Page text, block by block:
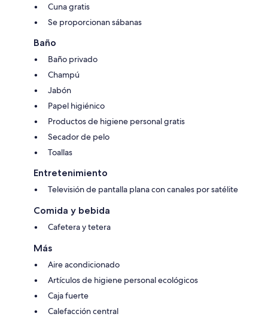
Cuna gratis
Se proporcionan sábanas
Baño
Baño privado
Champú
Jabón
Papel higiénico
Productos de higiene personal gratis
Secador de pelo
Toallas
Entretenimiento
Televisión de pantalla plana con canales por satélite
Comida y bebida
Cafetera y tetera
Más
Aire acondicionado
Artículos de higiene personal ecológicos
Caja fuerte
Calefacción central